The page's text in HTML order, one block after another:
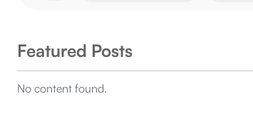
Featured Posts
No content found.